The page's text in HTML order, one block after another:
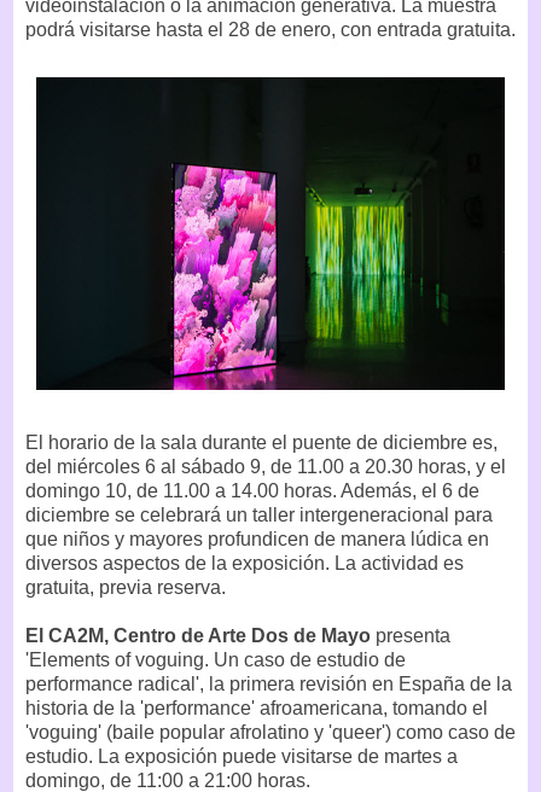
videoinstalación o la animación generativa. La muestra
podrá visitarse hasta el 28 de enero, con entrada gratuita.
El horario de la sala durante el puente de diciembre es,
del miércoles 6 al sábado 9, de 11.00 a 20.30 horas, y el
domingo 10, de 11.00 a 14.00 horas. Además, el 6 de
diciembre se celebrará un taller intergeneracional para
que niños y mayores profundicen de manera lúdica en
diversos aspectos de la exposición. La actividad es
gratuita, previa reserva.
El CA2M, Centro de Arte Dos de Mayo presenta
'Elements of voguing. Un caso de estudio de
performance radical', la primera revisión en España de la
historia de la 'performance' afroamericana, tomando el
'voguing' (baile popular afrolatino y 'queer') como caso de
estudio. La exposición puede visitarse de martes a
domingo, de 11:00 a 21:00 horas.